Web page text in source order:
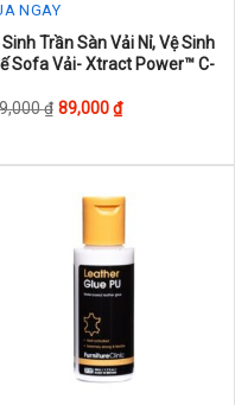
NGAY
Sinh Trần Sàn Vải Nỉ, Vệ Sinh
Sofa Vải- Xtract Power™ C-
₫ 89,000₫